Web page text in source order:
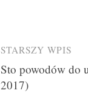
Post
navigation
STARSZY WPIS
Sto powodów do
2017)